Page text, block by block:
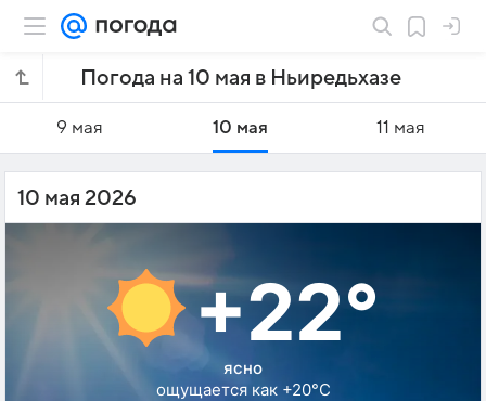
Погода на 10 мая в Ньиредьхазе
9 мая 10 мая 11 мая
10 мая 2026
+22°
ясно
ощущается как +20°C